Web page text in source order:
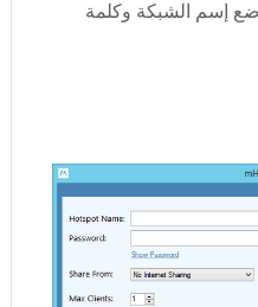
إسم الشبكة وكلمة